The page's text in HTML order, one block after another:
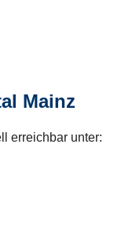
Mainz
erreichbar unter: